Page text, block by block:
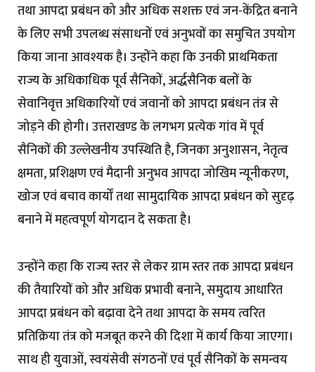
तथा आपदा प्रबंधन को और अधिक सशक्त एवं जन-केंद्रित बनाने
के लिए सभी उपलब्ध संसाधनों एवं अनुभवों का समुचित उपयोग
किया जाना आवश्यक है। उन्होंने कहा कि उनकी प्राथमिकता
राज्य के अधिकाधिक पूर्व सैनिकों, अर्द्धसैनिक बलों के
सेवानिवृत्त अधिकारियों एवं जवानों को आपदा प्रबंधन तंत्र से
जोड़ने की होगी। उत्तराखण्ड के लगभग प्रत्येक गांव में पूर्व
सैनिकों की उल्लेखनीय उपस्थिति है, जिनका अनुशासन, नेतृत्व
क्षमता, प्रशिक्षण एवं मैदानी अनुभव आपदा जोखिम न्यूनीकरण,
खोज एवं बचाव कार्यों तथा सामुदायिक आपदा प्रबंधन को सुदृढ़
बनाने में महत्वपूर्ण योगदान दे सकता है।
उन्होंने कहा कि राज्य स्तर से लेकर ग्राम स्तर तक आपदा प्रबंधन
की तैयारियों को और अधिक प्रभावी बनाने, समुदाय आधारित
आपदा प्रबंधन को बढ़ावा देने तथा आपदा के समय त्वरित
प्रतिक्रिया तंत्र को मजबूत करने की दिशा में कार्य किया जाएगा।
साथ ही युवाओं, स्वयंसेवी संगठनों एवं पूर्व सैनिकों के समन्वय